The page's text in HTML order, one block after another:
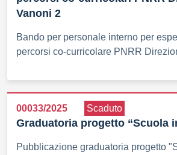
Vanoni 2
Bando per personale interno per
percorsi co-curricolare PNRR
00033/2025 Scaduto
Graduatoria progetto “Scuola
Pubblicazione graduatoria progetto